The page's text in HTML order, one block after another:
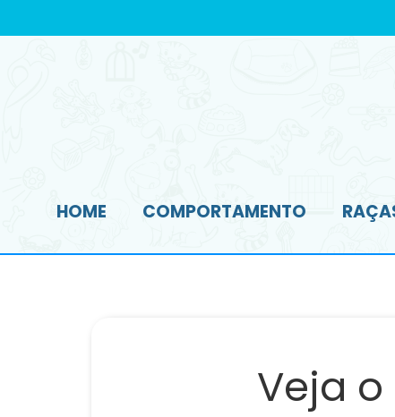
HOME COMPORTAMENTO
Veja